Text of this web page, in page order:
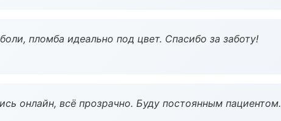
пломба идеально под цвет. Спасибо за заботу!
онлайн, всё прозрачно. Буду постоянным пациентом.